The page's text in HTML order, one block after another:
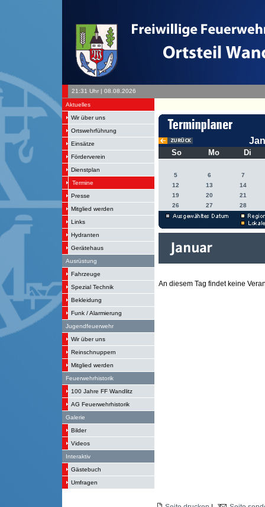
21:31 Uhr | 08.08.2026
Aktuelles
Wir über uns
Ortswehrführung
Einsätze
Förderverein
Dienstplan
Termine
Presse
Mitglied werden
Links
Hydranten
Gerätehaus
Ausrüstung
Fahrzeuge
Spezial Technik
Bekleidung
Funk / Alarmierung
Jugendfeuerwehr
Wir über uns
Reinschnuppern
Mitglied werden
Feuerwehrhistorik
100 Jahre FF Wandlitz
AG Feuerwehrhistorik
Galerie
Bilder
Videos
Interaktiv
Gästebuch
Umfragen
So Mo Di
5 6
7
12
13
14
19
20
21
26
27 28
An diesem Tag findet keine